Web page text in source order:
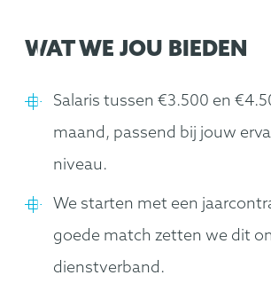
WAT WE JOU BIEDEN
Salaris tussen €3.500 en
maand, passend bij jouw
niveau.
We starten met een
goede match zetten we dit
dienstverband.